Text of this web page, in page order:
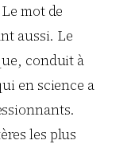
mot de
aussi. Le
conduit à
en science a
les plus